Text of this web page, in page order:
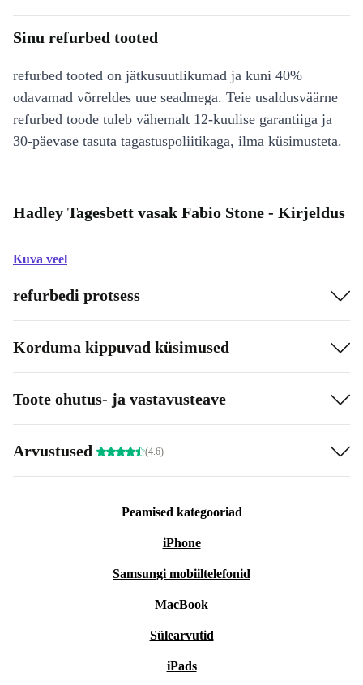
Sinu refurbed tooted
refurbed tooted on jätkusuutlikumad ja kuni 40%
odavamad võrreldes uue seadmega. Teie usaldusväärne
refurbed toode tuleb vähemalt 12-kuulise garantiiga ja
30-päevase tasuta tagastuspoliitikaga, ilma küsimusteta.
Hadley Tagesbett vasak Fabio Stone - Kirjeldus
Kuva veel
refurbedi protsess
Korduma kippuvad küsimused
Toote ohutus- ja vastavusteave
Arvustused (4.6)
Peamised kategooriad
iPhone
Samsungi mobiiltelefonid
MacBook
Sülearvutid
iPads